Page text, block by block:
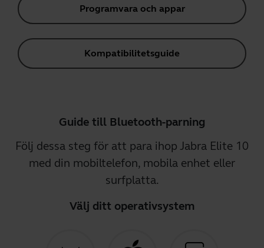
Programvara och appar
Kompatibilitetsguide
Guide till Bluetooth-parning
Följ dessa steg för att para ihop Jabra Elite 10
med din mobiltelefon, mobila enhet eller
surfplatta.
Välj ditt operativsystem